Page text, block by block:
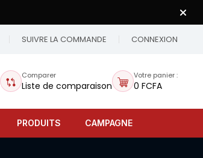
SUIVRE LA COMMANDE CONNEXION
Comparer
Liste de comparaison
Votre panier :
0 FCFA
PRODUITS CAMPAGNE